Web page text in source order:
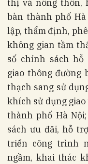
thị và nông thôn,
bàn thành phố
lập, thẩm định,
không gian tầm
số chính sách
giao thông đường
thạch sang sử
khích sử dụng
thành phố Hà
sách ưu đãi, hỗ
triển công trình
ngầm, khai thác